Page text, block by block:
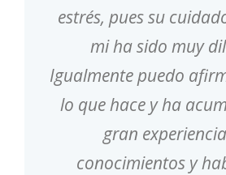
estrés, pues su
mi ha sido muy
Igualmente puedo
lo que hace y ha
gran
conocimientos y